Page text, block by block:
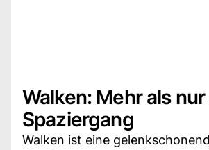
Walken: Mehr als
Spaziergang
Walken ist eine